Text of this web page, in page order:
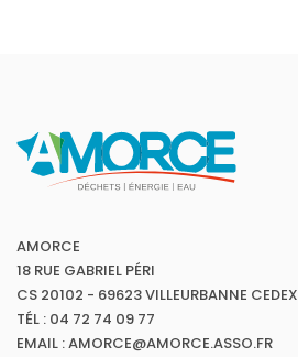
AMORCE
18 RUE GABRIEL PÉRI
CS 20102 - 69623 VILLEURBANNE CEDEX
TÉL : 04 72 74 09 77
EMAIL : AMORCE@AMORCE.ASSO.FR